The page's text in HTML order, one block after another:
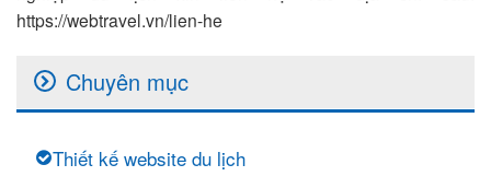
https://webtravel.vn/lien-he
Chuyên mục
Thiết kế website du lịch